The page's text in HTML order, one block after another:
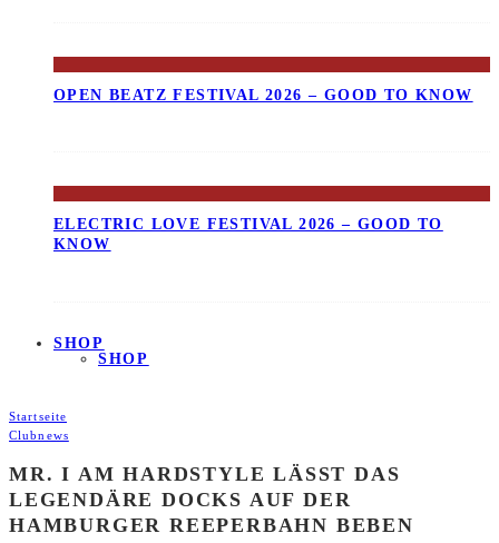
OPEN BEATZ FESTIVAL 2026 – GOOD TO KNOW
ELECTRIC LOVE FESTIVAL 2026 – GOOD TO
KNOW
SHOP
SHOP
Startseite
Clubnews
MR. I AM HARDSTYLE LÄSST DAS
LEGENDÄRE DOCKS AUF DER
HAMBURGER REEPERBAHN BEBEN